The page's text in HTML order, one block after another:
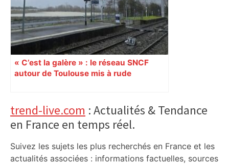
« C’est la galère » : le réseau SNCF
autour de Toulouse mis à rude
Primary
Sidebar
trend-live.com : Actualités & Tendance
en France en temps réel.
Suivez les sujets les plus recherchés en France et les
actualités associées : informations factuelles, sources